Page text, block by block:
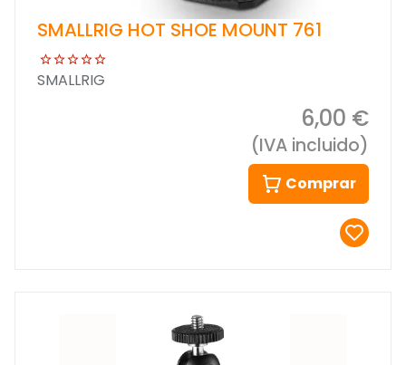
SMALLRIG HOT SHOE MOUNT 761
SMALLRIG
6,00 €
(IVA incluido)
Comprar